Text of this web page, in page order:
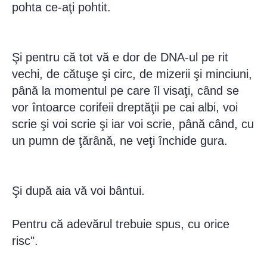
pohta ce-aţi pohtit.
Şi pentru că tot vă e dor de DNA-ul pe rit
vechi, de cătuşe şi circ, de mizerii şi minciuni,
până la momentul pe care îl visaţi, când se
vor întoarce corifeii dreptăţii pe cai albi, voi
scrie şi voi scrie şi iar voi scrie, până când, cu
un pumn de ţărână, ne veţi închide gura.
Şi după aia vă voi bântui.
Pentru că adevărul trebuie spus, cu orice
risc".